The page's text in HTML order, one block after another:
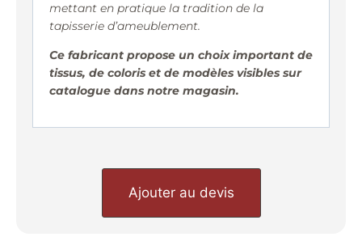
mettant en pratique la tradition de la
tapisserie d’ameublement.
Ce fabricant propose un choix important de
tissus, de coloris et de modèles visibles sur
catalogue dans notre magasin.
Ajouter au devis